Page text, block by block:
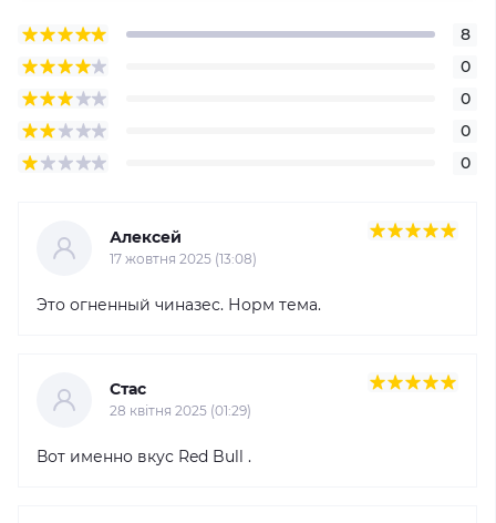
8
0
0
0
0
Алексей
17 жовтня 2025 (13:08)
Это огненный чиназес. Норм тема.
Стас
28 квітня 2025 (01:29)
Вот именно вкус Red Bull .